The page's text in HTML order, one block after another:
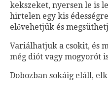
kekszeket, nyersen le is
hirtelen egy kis
elővehetjük és
Variálhatjuk a csokit, és
még diót vagy mogyorót
Dobozban sokáig eláll,